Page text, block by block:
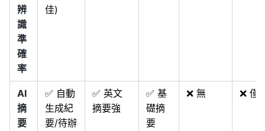
辨
識
準
確
率
佳)
AI
摘
要
✅ 自動
生成紀
要/待辦
✅ 英文
摘要強
✅ 基
礎摘
要
❌ 無 ❌ 僅